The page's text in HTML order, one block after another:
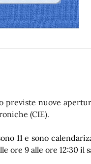
previste nuove
(CIE).
11 e sono
ore 9 alle ore 12:30 il